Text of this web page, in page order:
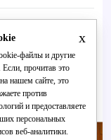
x
файлы и другие
прочитав это
нашем сайте, это
против
и предоставляете
персональных
веб-аналитики.